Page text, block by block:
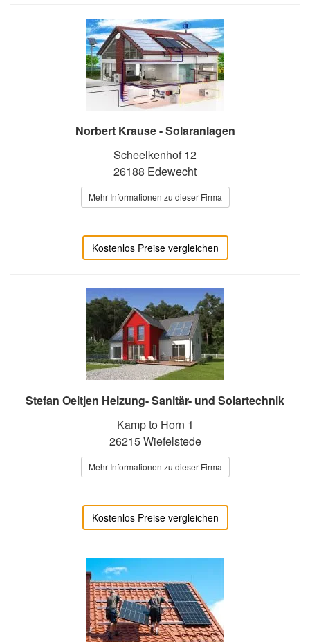
Norbert Krause - Solaranlagen
Scheelkenhof 12
26188 Edewecht
Mehr Informationen zu dieser Firma
Kostenlos Preise vergleichen
Stefan Oeltjen Heizung- Sanitär- und Solartechnik
Kamp to Horn 1
26215 Wiefelstede
Mehr Informationen zu dieser Firma
Kostenlos Preise vergleichen